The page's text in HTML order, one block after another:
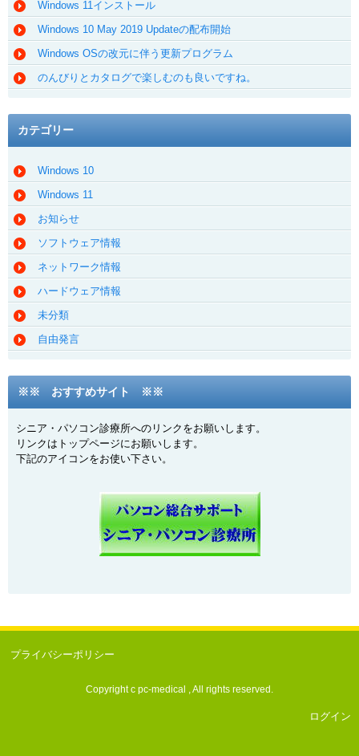
Windows 11インストール
Windows 10 May 2019 Updateの配布開始
Windows OSの改元に伴う更新プログラム
のんびりとカタログで楽しむのも良いですね。
カテゴリー
Windows 10
Windows 11
お知らせ
ソフトウェア情報
ネットワーク情報
ハードウェア情報
未分類
自由発言
※※ おすすめサイト ※※
シニア・パソコン診療所へのリンクをお願いします。
リンクはトップページにお願いします。
下記のアイコンをお使い下さい。
プライバシーポリシー
Copyright c pc-medical , All rights reserved.
ログイン